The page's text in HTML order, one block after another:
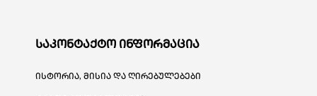
საკონტაქტო ინფორმაცია
ისტორია, მისია და ღირებულებები